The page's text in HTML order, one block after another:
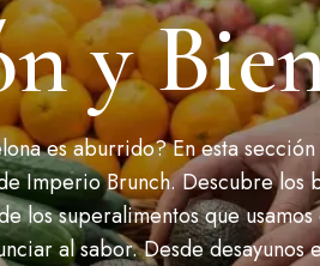
y
es aburrido? En esta
Imperio Brunch. Descubre los
los superalimentos que
al sabor. Desde desayunos